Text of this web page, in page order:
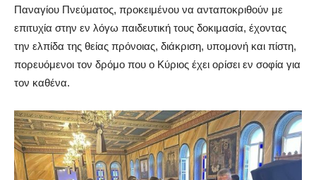
Παναγίου Πνεύματος, προκειμένου να ανταποκριθούν με
επιτυχία στην εν λόγω παιδευτική τους δοκιμασία, έχοντας
την ελπίδα της θείας πρόνοιας, διάκριση, υπομονή και πίστη,
πορευόμενοι τον δρόμο που ο Κύριος έχει ορίσει εν σοφία για
τον καθένα.